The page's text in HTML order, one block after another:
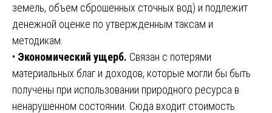
земель, объем сброшенных сточных вод) и подлежит
денежной оценке по утвержденным таксам и
методикам.
• Экономический ущерб. Связан с потерями
материальных благ и доходов, которые могли бы быть
получены при использовании природного ресурса в
ненарушенном состоянии. Сюда входит стоимость